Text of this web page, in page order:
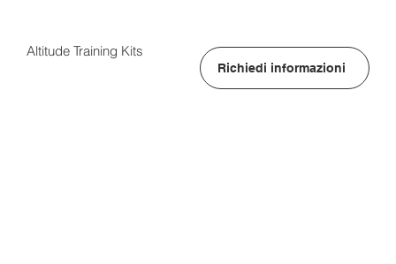
Altitude Training Kits
Richiedi informazioni